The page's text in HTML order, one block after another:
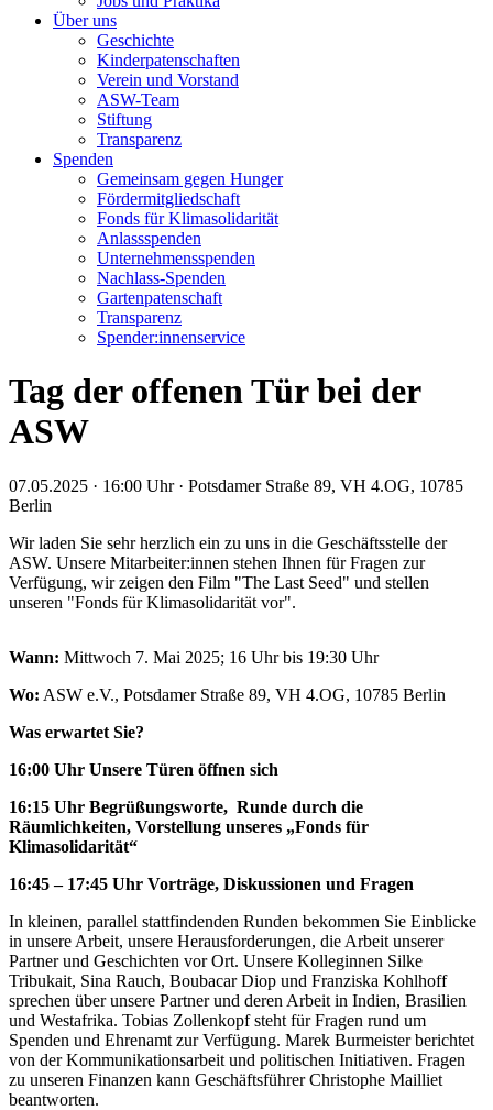
Über uns
Geschichte
Kinderpatenschaften
Verein und Vorstand
ASW-Team
Stiftung
Transparenz
Spenden
Gemeinsam gegen Hunger
Fördermitgliedschaft
Fonds für Klimasolidarität
Anlassspenden
Unternehmensspenden
Nachlass-Spenden
Gartenpatenschaft
Transparenz
Spender:innenservice
Tag der offenen Tür bei der
ASW
07.05.2025 · 16:00 Uhr · Potsdamer Straße 89, VH 4.OG, 10785
Berlin
Wir laden Sie sehr herzlich ein zu uns in die Geschäftsstelle der
ASW. Unsere Mitarbeiter:innen stehen Ihnen für Fragen zur
Verfügung, wir zeigen den Film "The Last Seed" und stellen
unseren "Fonds für Klimasolidarität vor".
Wann: Mittwoch 7. Mai 2025; 16 Uhr bis 19:30 Uhr
Wo: ASW e.V., Potsdamer Straße 89, VH 4.OG, 10785 Berlin
Was erwartet Sie?
16:00 Uhr Unsere Türen öffnen sich
16:15 Uhr Begrüßungsworte, Runde durch die
Räumlichkeiten, Vorstellung unseres „Fonds für
Klimasolidarität“
16:45 – 17:45 Uhr Vorträge, Diskussionen und Fragen
In kleinen, parallel stattfindenden Runden bekommen Sie Einblicke
in unsere Arbeit, unsere Herausforderungen, die Arbeit unserer
Partner und Geschichten vor Ort. Unsere Kolleginnen Silke
Tribukait, Sina Rauch, Boubacar Diop und Franziska Kohlhoff
sprechen über unsere Partner und deren Arbeit in Indien, Brasilien
und Westafrika. Tobias Zollenkopf steht für Fragen rund um
Spenden und Ehrenamt zur Verfügung. Marek Burmeister berichtet
von der Kommunikationsarbeit und politischen Initiativen. Fragen
zu unseren Finanzen kann Geschäftsführer Christophe Mailliet
beantworten.